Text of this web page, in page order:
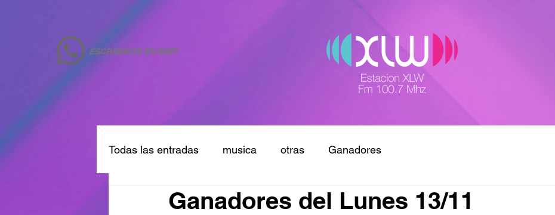
ESCRIBINOS EN WSP!
Todas las entradas musica otras Ganadores
Ganadores del Lunes 13/11